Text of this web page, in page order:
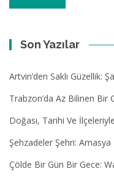
Son Yazılar
Artvin’den Saklı Güzellik:
Trabzon’da Az Bilinen Bir
Doğası, Tarihi Ve
Şehzadeler Şehri: Amasya
Çölde Bir Gün Bir Gece: